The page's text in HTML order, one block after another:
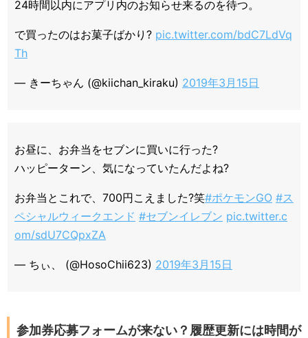
24時間以内にアプリ内のお知らせ来るのを待つ。
で買ったのはお菓子ばかり? pic.twitter.com/bdC7LdVq
Th
— きーちゃん (@kiichan_kiraku) 2019年3月15日
お昼に、お弁当をセブンに買いに行った?
ハッピーターン、気になっていたんだよね?
お弁当とこれで、700円こえました?笑#ポケモンGO #ス
ペシャルウィークエンド #セブンイレブン pic.twitter.c
om/sdU7CQpxZA
— ちぃ、 (@HosoChii623) 2019年3月15日
参加券応募フォームが来ない？履歴更新には時間が